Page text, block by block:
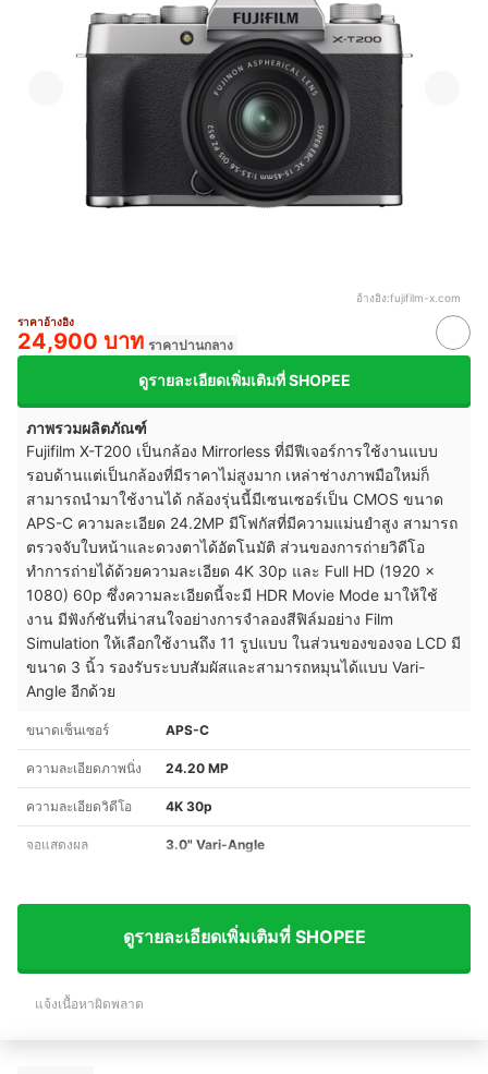
อ้างอิง:fujifilm-x.com
ราคาอ้างอิง
24,900 บาท ราคาปานกลาง
ดูรายละเอียดเพิ่มเติมที่ SHOPEE
ภาพรวมผลิตภัณฑ์
Fujifilm X-T200 เป็นกล้อง Mirrorless ที่มีฟีเจอร์การใช้งานแบบ
รอบด้านแต่เป็นกล้องที่มีราคาไม่สูงมาก เหล่าช่างภาพมือใหม่ก็
สามารถนำมาใช้งานได้ กล้องรุ่นนี้มีเซนเซอร์เป็น CMOS ขนาด
APS-C ความละเอียด 24.2MP มีโฟกัสที่มีความแม่นยำสูง สามารถ
ตรวจจับใบหน้าและดวงตาได้อัตโนมัติ ส่วนของการถ่ายวิดีโอ
ทำการถ่ายได้ด้วยความละเอียด 4K 30p และ Full HD (1920 x
1080) 60p ซึ่งความละเอียดนี้จะมี HDR Movie Mode มาให้ใช้
งาน มีฟังก์ชันที่น่าสนใจอย่างการจำลองสีฟิล์มอย่าง Film
Simulation ให้เลือกใช้งานถึง 11 รูปแบบ ในส่วนของของจอ LCD มี
ขนาด 3 นิ้ว รองรับระบบสัมผัสและสามารถหมุนได้แบบ Vari-
Angle อีกด้วย
ขนาดเซ็นเซอร์ APS-C
ความละเอียดภาพนิ่ง 24.20 MP
ความละเอียดวิดีโอ 4K 30p
จอแสดงผล 3.0" Vari-Angle
ดูรายละเอียดเพิ่มเติมที่ SHOPEE
แจ้งเนื้อหาผิดพลาด